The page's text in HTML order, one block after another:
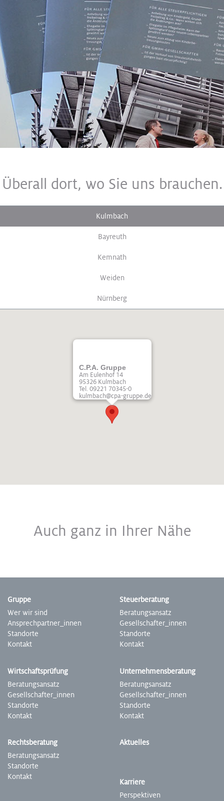
Überall dort, wo Sie uns brauchen.
Kulmbach
Bayreuth
Kemnath
Weiden
Nürnberg
C.P.A. Gruppe
Am Eulenhof 14
95326 Kulmbach
Tel. 09221 70345-0
kulmbach@cpa-gruppe.de
Auch ganz in Ihrer Nähe
Gruppe
Wer wir sind
Ansprech­partner­_innen
Standorte
Kontakt
Steuer­beratung
Beratungs­ansatz
Gesell­schafter­_innen
Stand­orte
Kontakt
Wirtschafts­prüfung
Beratungs­ansatz
Gesell­schafter­_innen
Stand­­­­­­orte
Kontakt
Unter­nehmens­beratung
­­­­Beratungs­ansatz
Gesell­schafter­_innen
Stand­orte
Kontakt
Rechts­beratung
Beratungs­ansatz
Stand­orte
Kontakt
Aktuelles
Karriere
Perspek­tiven